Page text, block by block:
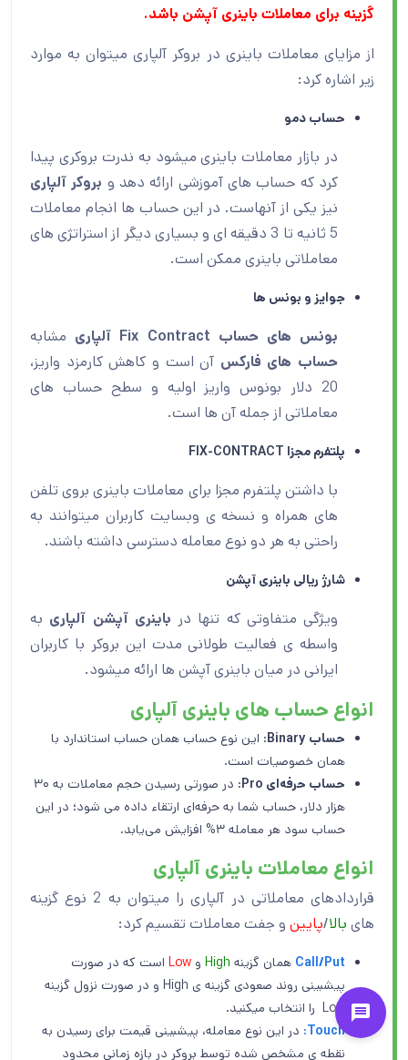
گزینه برای معاملات باینری آپشن باشد.
از مزایای معاملات باینری در بروکر آلپاری میتوان به موارد
زیر اشاره کرد:
حساب دمو
در بازار معاملات باینری میشود به ندرت بروکری پیدا
کرد که حساب های آموزشی ارائه دهد و بروکر آلپاری
نیز یکی از آنهاست. در این حساب ها انجام معاملات
5 ثانیه تا 3 دقیقه ای و بسیاری دیگر از استراتژی های
معاملاتی باینری ممکن است.
جوایز و بونس ها
بونس های حساب Fix Contract آلپاری
مشابه
حساب های فارکس آن است و کاهش کارمزد واریز،
20 دلار بونوس واریز اولیه و سطح حساب های
معاملاتی از جمله آن ها است.
پلتفرم مجزا FIX-CONTRACT
با داشتن پلتفرم مجزا برای معاملات باینری بروی تلفن
های همراه و نسخه ی وبسایت کاربران میتوانند به
راحتی به هر دو نوع معامله دسترسی داشته باشند.
شارژ ریالی باینری آپشن
ویژگی متفاوتی که تنها در باینری آپشن آلپاری به
واسطه ی فعالیت طولانی مدت این بروکر با کاربران
ایرانی در میان باینری آپشن ها ارائه میشود.
انواع حساب های باینری آلپاری
حساب Binary: این نوع حساب همان حساب استاندارد با
همان خصوصیات است.
حساب حرفه‌ای Pro
: در صورتی رسیدن حجم معاملات به ۳۰
هزار دلار، حساب شما به حرفه‌ای ارتقاء داده می شود؛ در این
حساب سود هر معامله ۳% افزایش می‌یابد.
انواع معاملات باینری آلپاری
قراردادهای معاملاتی در آلپاری را میتوان به 2 نوع گزینه
های بالا/پایین و جفت معاملات تقسیم کرد:
Call/Put همان گزینه High و Low است که در صورت
پیشبینی روند صعودی گزینه ی High و در صورت نزول گزینه
Low را انتخاب میکنید.
Touch: در این نوع معامله، پیشبینی قیمت برای رسیدن به
نقطه ی مشخص شده توسط بروکر در بازه زمانی محدود